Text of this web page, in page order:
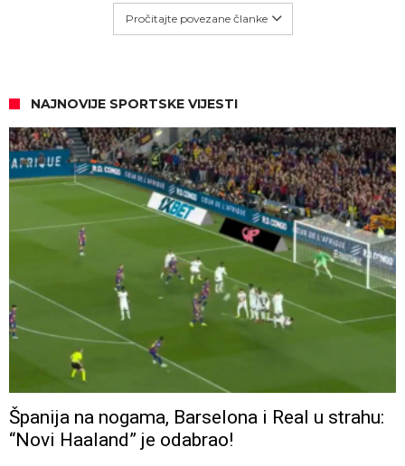
Pročitajte povezane članke
NAJNOVIJE SPORTSKE VIJESTI
Španija na nogama, Barselona i Real u strahu:
“Novi Haaland” je odabrao!